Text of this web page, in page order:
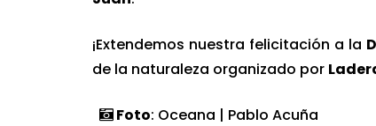
¡Extendemos nuestra felicitación a la
de la naturaleza organizado por
Foto: Oceana | Pablo Acuña